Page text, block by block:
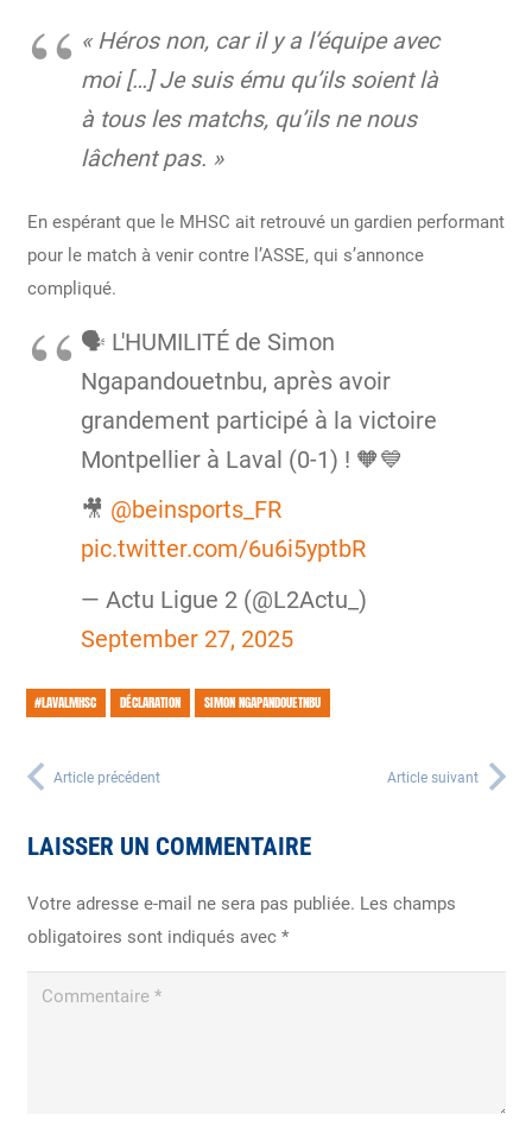
« Héros non, car il y a l’équipe avec
moi […] Je suis ému qu’ils soient là
à tous les matchs, qu’ils ne nous
lâchent pas. »
En espérant que le MHSC ait retrouvé un gardien performant
pour le match à venir contre l’ASSE, qui s’annonce
compliqué.
🗣️ L'HUMILITÉ de Simon
Ngapandouetnbu, après avoir
grandement participé à la victoire
Montpellier à Laval (0-1) ! 🧡💙
🎥 @beinsports_FR
pic.twitter.com/6u6i5yptbR
— Actu Ligue 2 (@L2Actu_)
September 27, 2025
#LAVALMHSC DÉCLARATION SIMON NGAPANDOUETNBU
Article précédent Article suivant
LAISSER UN COMMENTAIRE
Votre adresse e-mail ne sera pas publiée. Les champs
obligatoires sont indiqués avec *